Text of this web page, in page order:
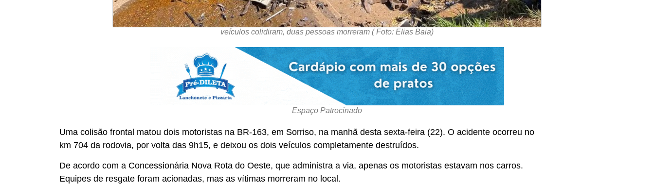
veículos colidiram, duas pessoas morreram ( Foto: Elias Baia)
Espaço Patrocinado
Uma colisão frontal matou dois motoristas na BR-163, em Sorriso, na manhã desta sexta-feira (22). O acidente ocorreu no
km 704 da rodovia, por volta das 9h15, e deixou os dois veículos completamente destruídos.
De acordo com a Concessionária Nova Rota do Oeste, que administra a via, apenas os motoristas estavam nos carros.
Equipes de resgate foram acionadas, mas as vítimas morreram no local.